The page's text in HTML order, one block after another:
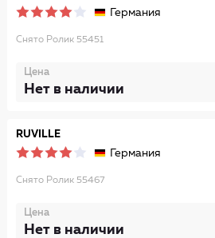
Германия
Снято Ролик 55451
Цена
Нет в наличии
RUVILLE
Германия
Снято Ролик 55467
Цена
Нет в наличии